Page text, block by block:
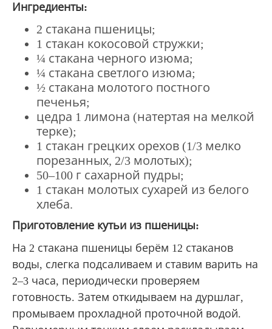
Ингредиенты:
2 стакана пшеницы;
1 стакан кокосовой стружки;
¼ стакана черного изюма;
¼ стакана светлого изюма;
½ стакана молотого постного
печенья;
цедра 1 лимона (натертая на мелкой
терке);
1 стакан грецких орехов (1/3 мелко
порезанных, 2/3 молотых);
50–100 г сахарной пудры;
1 стакан молотых сухарей из белого
хлеба.
Приготовление кутьи из пшеницы:
На 2 стакана пшеницы берём 12 стаканов
воды, слегка подсаливаем и ставим варить на
2–3 часа, периодически проверяем
готовность. Затем откидываем на дуршлаг,
промываем прохладной проточной водой.